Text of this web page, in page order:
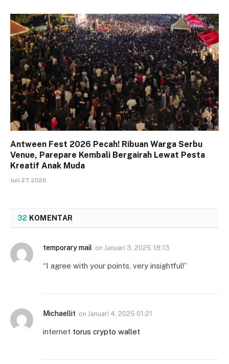
Antween Fest 2026 Pecah! Ribuan Warga Serbu
Venue, Parepare Kembali Bergairah Lewat Pesta
Kreatif Anak Muda
Juli 27, 2026
32 KOMENTAR
temporary mail on Januari 3, 2025 18:13
“I agree with your points, very insightful!”
Michaellit on Januari 4, 2025 01:21
internet torus crypto wallet